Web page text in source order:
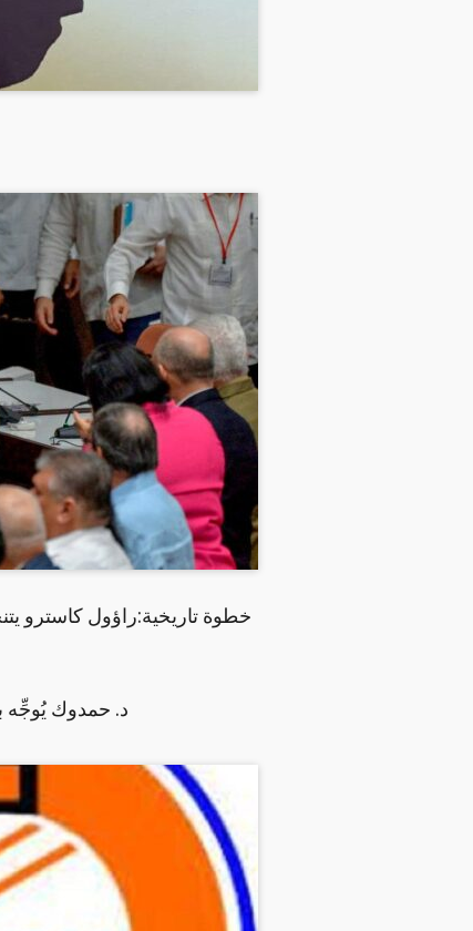
خطوة تاريخية:راؤول كاسترو
د. حمدوك يُوجِّه